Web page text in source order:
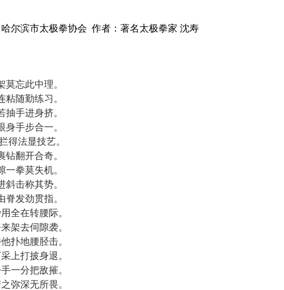
尔滨市太极拳协会 作者：著名太极拳家 沈寿
忘此中理。
粘随勤练习。
手进身挤。
手步合一。
得法显技艺。
翻开合奇。
拳莫失机。
击称其势。
发劲贯指。
全在转腰际。
架去伺隙袭。
扑地腰胫击。
上打披身退。
一分把敌摧。
弥深无所畏。